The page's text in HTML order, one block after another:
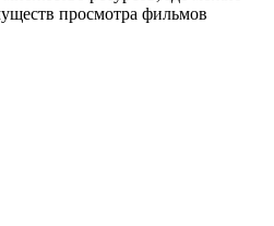
просмотра фильмов